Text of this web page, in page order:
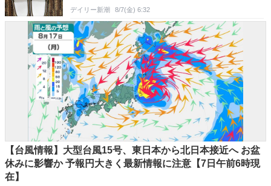
デイリー新潮 8/7(金) 6:32
【台風情報】大型台風15号、東日本から北日本接近へ お盆
休みに影響か 予報円大きく最新情報に注意【7日午前6時現
在】